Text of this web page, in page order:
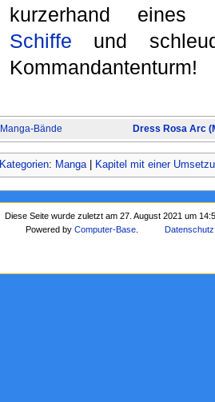
kurzerhand eines
Schiffe und
Kommandantenturm!
Manga-Bände Dress Rosa Arc
Kategorien: Manga| Kapitel mit einer
Diese Seite wurde zuletzt am 27. August 2021 um
Powered byComputer-Base Datenschutz